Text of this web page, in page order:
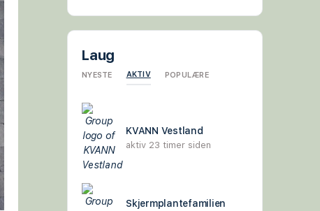
Laug
NYESTE AKTIV POPULÆRE
KVANN Vestland
aktiv 23 timer siden
Skjermplantefamilien